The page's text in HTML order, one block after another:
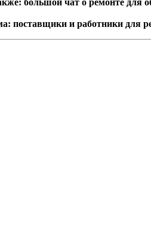
большой чат о ремонте для
поставщики и работники для